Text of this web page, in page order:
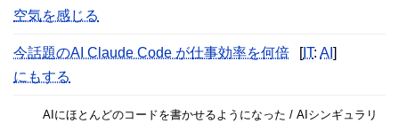
空気を感じる
今話題のAI Claude Code が仕事効率を何倍
にもする
[IT: AI ]
AIにほとんどのコードを書かせるようになった / AIシンギュラリ